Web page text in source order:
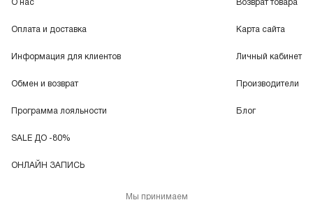
О нас
Оплата и доставка
Информация для клиентов
Обмен и возврат
Программа лояльности
SALE ДО -80%
ОНЛАЙН ЗАПИСЬ
Возврат товара
Карта сайта
Личный кабинет
Производители
Блог
Мы принимаем